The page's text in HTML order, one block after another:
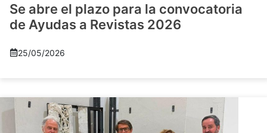
Se abre el plazo para la convocatoria
de Ayudas a Revistas 2026
25/05/2026